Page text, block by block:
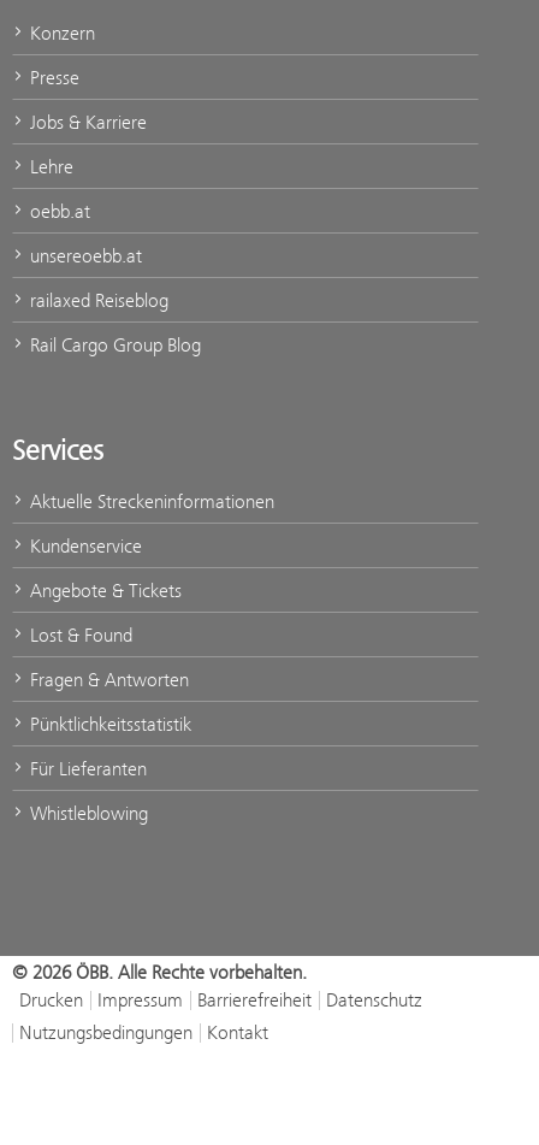
Konzern
Presse
Jobs & Karriere
Lehre
oebb.at
unsereoebb.at
railaxed Reiseblog
Rail Cargo Group Blog
Services
Aktuelle Streckeninformationen
Kundenservice
Angebote & Tickets
Lost & Found
Fragen & Antworten
Pünktlichkeitsstatistik
Für Lieferanten
Whistleblowing
© 2026 ÖBB. Alle Rechte vorbehalten.
Drucken
Impressum Barrierefreiheit
Datenschutz
Nutzungsbedingungen
Kontakt